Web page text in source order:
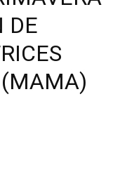
DE
(MAMA)